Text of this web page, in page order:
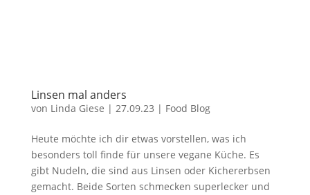
Linsen mal anders
von Linda Giese | 27.09.23 | Food Blog
Heute möchte ich dir etwas vorstellen, was ich
besonders toll finde für unsere vegane Küche. Es
gibt Nudeln, die sind aus Linsen oder Kichererbsen
gemacht. Beide Sorten schmecken superlecker und